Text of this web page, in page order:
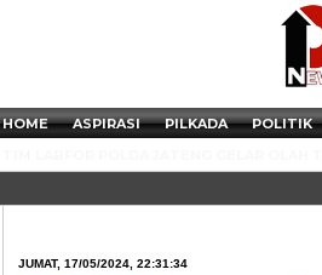
HOME ASPIRASI PILKADA POLITIK
JUMAT, 17/05/2024, 22:31:34